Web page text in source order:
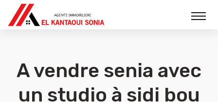
A vendre senia avec
un studio à sidi bou